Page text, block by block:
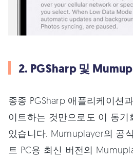
2. PGSharp 및
종종 PGSharp 애플리케이션
이트하는 것만으로도 이 동기
있습니다. Mumuplayer의 공
트 PC용 최신 버전의